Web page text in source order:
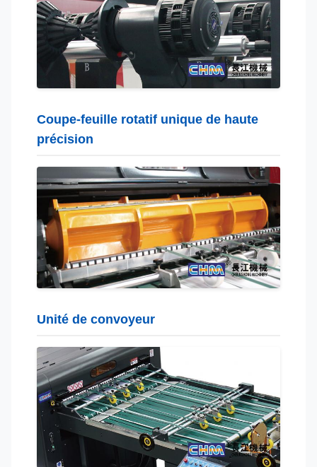
Coupe-feuille rotatif unique de haute
précision
Unité de convoyeur